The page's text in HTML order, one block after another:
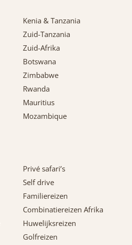
Kenia & Tanzania
Zuid-Tanzania
Zuid-Afrika
Botswana
Zimbabwe
Rwanda
Mauritius
Mozambique
Privé safari’s
Self drive
Familiereizen
Combinatiereizen Afrika
Huwelijksreizen
Golfreizen